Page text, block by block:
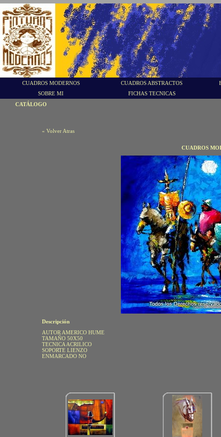
CUADROS MODERNOS CUADROS ABSTRACTOS
SOBRE MI
FICHAS TECNICAS
CATÁLOGO
« Volver Atras
CUADROS
Descripción
AUTOR AMERICO HUME
TAMAÑO 50X50
TECNICA ACRILICO
SOPORTE LIENZO
ENMARCADO NO